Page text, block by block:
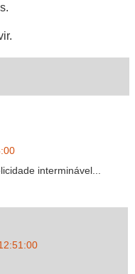
interminável...